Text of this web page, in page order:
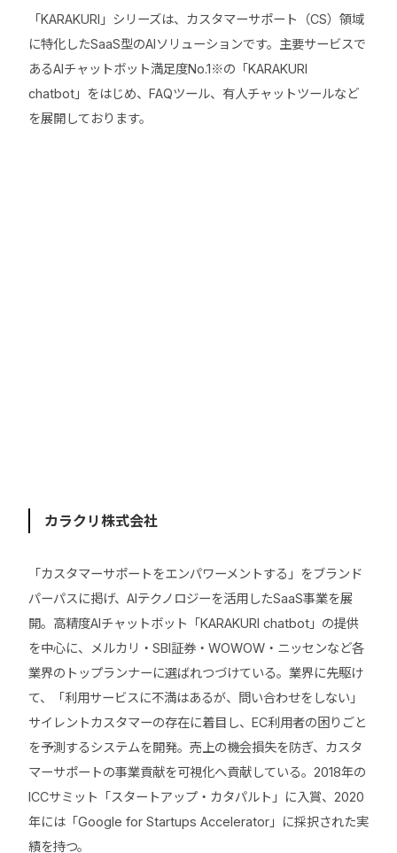
「KARAKURI」シリーズは、カスタマーサポート（CS）領域
に特化したSaaS型のAIソリューションです。主要サービスで
あるAIチャットボット満足度No.1※の「KARAKURI
chatbot」をはじめ、FAQツール、有人チャットツールなど
を展開しております。
カラクリ株式会社
「カスタマーサポートをエンパワーメントする」をブランド
パーパスに掲げ、AIテクノロジーを活用したSaaS事業を展
開。高精度AIチャットボット「KARAKURI chatbot」の提供
を中心に、メルカリ・SBI証券・WOWOW・ニッセンなど各
業界のトップランナーに選ばれつづけている。業界に先駆け
て、「利用サービスに不満はあるが、問い合わせをしない」
サイレントカスタマーの存在に着目し、EC利用者の困りごと
を予測するシステムを開発。売上の機会損失を防ぎ、カスタ
マーサポートの事業貢献を可視化へ貢献している。2018年の
ICCサミット「スタートアップ・カタパルト」に入賞、2020
年には「Google for Startups Accelerator」に採択された実
績を持つ。